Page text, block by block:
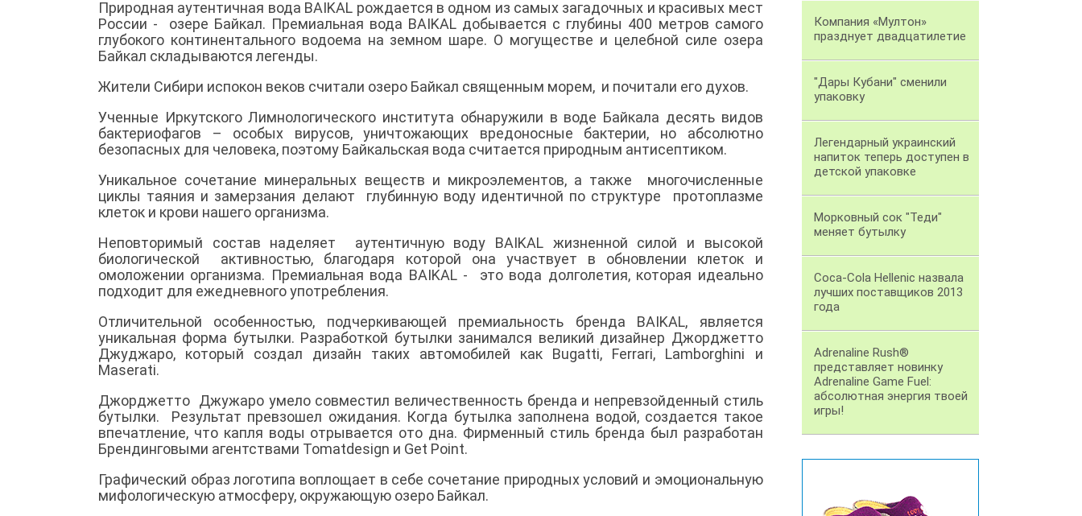
Природная аутентичная вода BAIKAL рождается в одном из самых загадочных и красивых мест
России - озере Байкал. Премиальная вода BAIKAL добывается с глубины 400 метров самого
глубокого континентального водоема на земном шаре. О могуществе и целебной силе озера
Байкал складываются легенды.
Жители Сибири испокон веков считали озеро Байкал священным морем, и почитали его духов.
Ученные Иркутского Лимнологического института обнаружили в воде Байкала десять видов
бактериофагов – особых вирусов, уничтожающих вредоносные бактерии, но абсолютно
безопасных для человека, поэтому Байкальская вода считается природным антисептиком.
Уникальное сочетание минеральных веществ и микроэлементов, а также многочисленные
циклы таяния и замерзания делают глубинную воду идентичной по структуре протоплазме
клеток и крови нашего организма.
Неповторимый состав наделяет аутентичную воду BAIKAL жизненной силой и высокой
биологической активностью, благодаря которой она участвует в обновлении клеток и
омоложении организма. Премиальная вода BAIKAL - это вода долголетия, которая идеально
подходит для ежедневного употребления.
Отличительной особенностью, подчеркивающей премиальность бренда BAIKAL, является
уникальная форма бутылки. Разработкой бутылки занимался великий дизайнер Джорджетто
Джуджаро, который создал дизайн таких автомобилей как Bugatti, Ferrari, Lamborghini и
Maserati.
Джорджетто Джужаро умело совместил величественность бренда и непревзойденный стиль
бутылки. Результат превзошел ожидания. Когда бутылка заполнена водой, создается такое
впечатление, что капля воды отрывается ото дна. Фирменный стиль бренда был разработан
Брендинговыми агентствами Tomatdesign и Get Point.
Графический образ логотипа воплощает в себе сочетание природных условий и эмоциональную
мифологическую атмосферу, окружающую озеро Байкал.
Компания «Мултон»
празднует двадцатилетие
"Дары Кубани" сменили
упаковку
Легендарный украинский
напиток теперь доступен в
детской упаковке
Морковный сок "Теди"
меняет бутылку
Coca-Cola Hellenic назвала
лучших поставщиков 2013
года
Adrenaline Rush®
представляет новинку
Adrenaline Game Fuel:
абсолютная энергия твоей
игры!